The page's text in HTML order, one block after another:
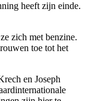
heeft zijn einde.
zich met benzine.
toe tot het
en Joseph